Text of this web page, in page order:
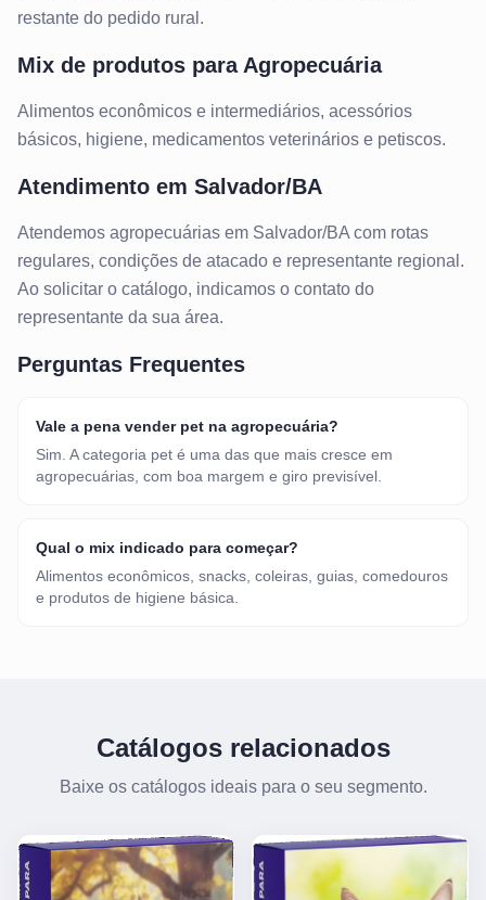
restante do pedido rural.
Mix de produtos para Agropecuária
Alimentos econômicos e intermediários, acessórios
básicos, higiene, medicamentos veterinários e petiscos.
Atendimento em Salvador/BA
Atendemos agropecuárias em Salvador/BA com rotas
regulares, condições de atacado e representante regional.
Ao solicitar o catálogo, indicamos o contato do
representante da sua área.
Perguntas Frequentes
Vale a pena vender pet na agropecuária?
Sim. A categoria pet é uma das que mais cresce em
agropecuárias, com boa margem e giro previsível.
Qual o mix indicado para começar?
Alimentos econômicos, snacks, coleiras, guias, comedouros
e produtos de higiene básica.
Catálogos relacionados
Baixe os catálogos ideais para o seu segmento.